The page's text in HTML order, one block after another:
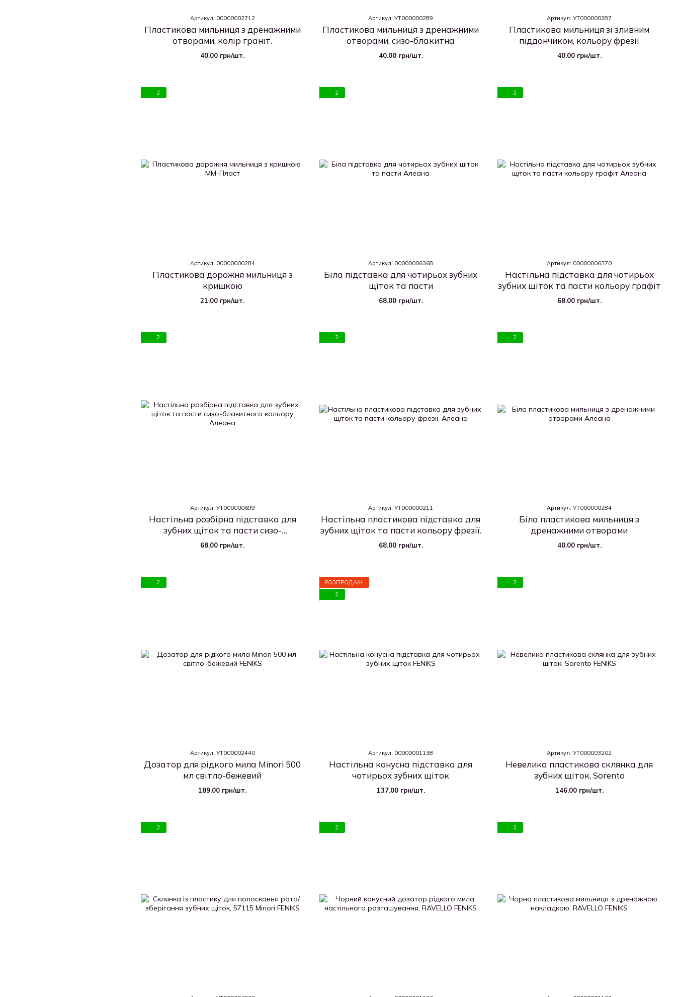
Артикул: 00000002712
Пластикова мильниця з дренажними
отворами, колір граніт.
40.00 грн/шт.
Артикул: УТ000000289
Пластикова мильниця з дренажними
отворами, сизо-блакитна
40.00 грн/шт.
Артикул: УТ000000287
Пластикова мильниця зі зливним
піддончиком, кольору фрезії
40.00 грн/шт.
2
Артикул: 00000000284
Пластикова дорожня мильниця з
кришкою
21.00 грн/шт.
2
Артикул: 00000006368
Біла підставка для чотирьох зубних
щіток та пасти
68.00 грн/шт.
2
Артикул: 00000006370
Настільна підставка для чотирьох
зубних щіток та пасти кольору графіт
68.00 грн/шт.
2
Артикул: УТ000000699
Настільна розбірна підставка для
зубних щіток та пасти сизо-
блакитного кольору
68.00 грн/шт.
2
Артикул: УТ000000211
Настільна пластикова підставка для
зубних щіток та пасти кольору фрезії.
68.00 грн/шт.
2
Артикул: УТ000000284
Біла пластикова мильниця з
дренажними отворами
40.00 грн/шт.
2
Артикул: УТ000002440
Дозатор для рідкого мила Minori 500
мл світло-бежевий
189.00 грн/шт.
РОЗПРОДАЖ
2
Артикул: 00000001138
Настільна конусна підставка для
чотирьох зубних щіток
137.00 грн/шт.
2
Артикул: УТ000003202
Невелика пластикова склянка для
зубних щіток, Sorento
146.00 грн/шт.
2 2 2